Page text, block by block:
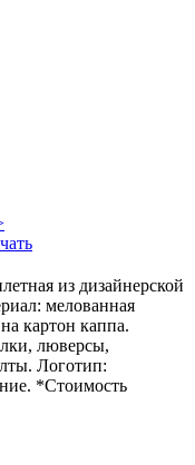
из дизайнерской
мелованная
картон каппа.
люверсы,
Логотип:
*Стоимость